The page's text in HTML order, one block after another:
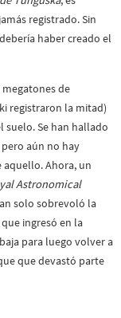
registrado. Sin
haber creado el
de
registraron la mitad)
suelo. Se han hallado
aún no hay
aquello. Ahora, un
Astronomical
solo sobrevoló la
ingresó en la
para luego volver a
que devastó parte